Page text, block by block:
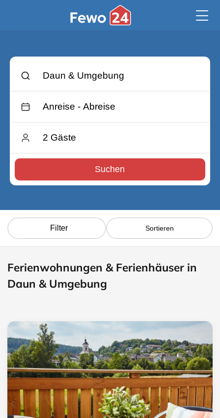
Suchen
Filter Sortieren
Ferienwohnungen & Ferienhäuser in
Daun & Umgebung